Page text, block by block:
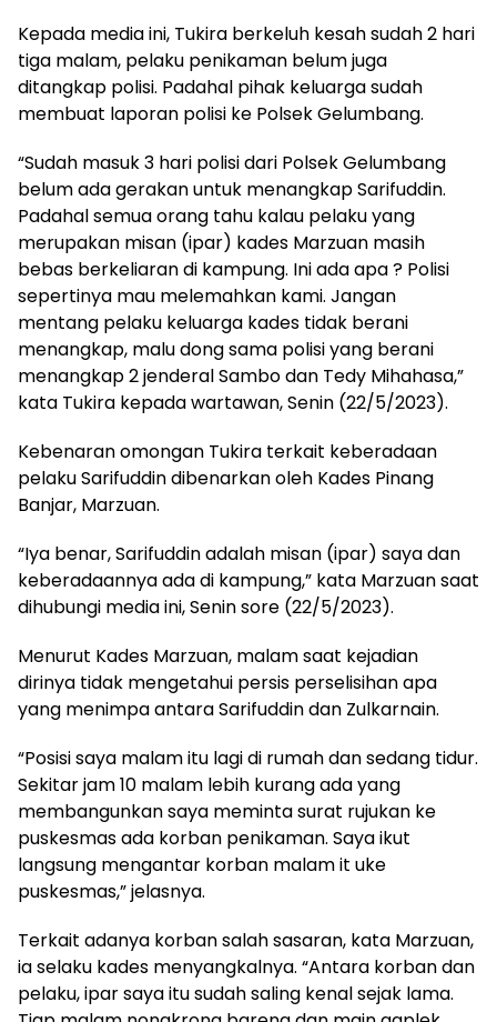
Kepada media ini, Tukira berkeluh kesah sudah 2 hari
tiga malam, pelaku penikaman belum juga
ditangkap polisi. Padahal pihak keluarga sudah
membuat laporan polisi ke Polsek Gelumbang.
“Sudah masuk 3 hari polisi dari Polsek Gelumbang
belum ada gerakan untuk menangkap Sarifuddin.
Padahal semua orang tahu kalau pelaku yang
merupakan misan (ipar) kades Marzuan masih
bebas berkeliaran di kampung. Ini ada apa ? Polisi
sepertinya mau melemahkan kami. Jangan
mentang pelaku keluarga kades tidak berani
menangkap, malu dong sama polisi yang berani
menangkap 2 jenderal Sambo dan Tedy Mihahasa,”
kata Tukira kepada wartawan, Senin (22/5/2023).
Kebenaran omongan Tukira terkait keberadaan
pelaku Sarifuddin dibenarkan oleh Kades Pinang
Banjar, Marzuan.
“Iya benar, Sarifuddin adalah misan (ipar) saya dan
keberadaannya ada di kampung,” kata Marzuan saat
dihubungi media ini, Senin sore (22/5/2023).
Menurut Kades Marzuan, malam saat kejadian
dirinya tidak mengetahui persis perselisihan apa
yang menimpa antara Sarifuddin dan Zulkarnain.
“Posisi saya malam itu lagi di rumah dan sedang tidur.
Sekitar jam 10 malam lebih kurang ada yang
membangunkan saya meminta surat rujukan ke
puskesmas ada korban penikaman. Saya ikut
langsung mengantar korban malam it uke
puskesmas,” jelasnya.
Terkait adanya korban salah sasaran, kata Marzuan,
ia selaku kades menyangkalnya. “Antara korban dan
pelaku, ipar saya itu sudah saling kenal sejak lama.